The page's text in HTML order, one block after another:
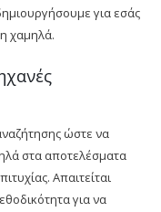
για εσάς
χαμηλά.
ώστε να
στα αποτελέσματα
Απαιτείται
για να